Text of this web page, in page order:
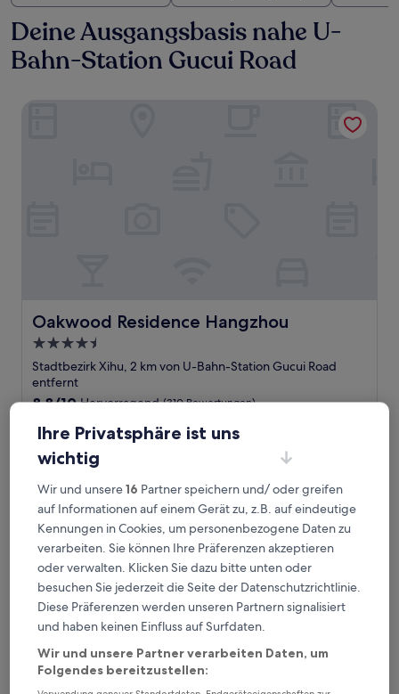
Deine Ausgangsbasis nahe U-
Bahn-Station Gucui Road
Oakwood Residence Hangzhou
Oakwood Residence Hangzhou
4.5-
Sterne-
Unterkunft
Stadtbezirk Xihu, 2 km von U-Bahn-Station Gucui Road
entfernt
8.8
10,
Hervorragend,
(310
Bewertungen)
8,8/10 Hervorragend (310 Bewertungen)
inkl. Steuern & Gebühren
Joy Hotel
Ihre Privatsphäre ist uns
wichtig
Wir und unsere16 Partner speichern und/ oder greifen
auf Informationen auf einem Gerät zu, z.B. auf eindeutige
Kennungen in Cookies, um personenbezogene Daten zu
verarbeiten. Sie können Ihre Präferenzen akzeptieren
oder verwalten. Klicken Sie dazu bitte unten oder
besuchen Sie jederzeit die Seite der Datenschutzrichtlinie.
Diese Präferenzen werden unseren Partnern signalisiert
und haben keinen Einfluss auf Surfdaten.
Wir und unsere Partner verarbeiten Daten, um
Folgendes bereitzustellen: